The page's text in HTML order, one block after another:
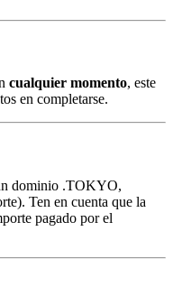
cualquier momento, este
en completarse.
dominio .TOKYO,
Ten en cuenta que la
pagado por el